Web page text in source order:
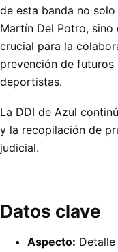
de esta banda no
Martín Del Potro,
crucial para la
prevención de
deportistas.
La DDI de Azul
y la recopilación de
judicial.
Datos clave
Aspecto: Detalle